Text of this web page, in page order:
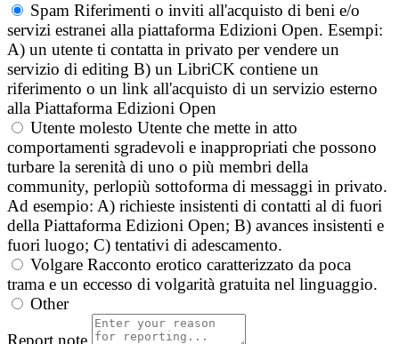
Spam Riferimenti o inviti all'acquisto di beni e/o
servizi estranei alla piattaforma Edizioni Open. Esempi:
A) un utente ti contatta in privato per vendere un
servizio di editing B) un LibriCK contiene un
riferimento o un link all'acquisto di un servizio esterno
alla Piattaforma Edizioni Open
Utente molesto Utente che mette in atto
comportamenti sgradevoli e inappropriati che possono
turbare la serenità di uno o più membri della
community, perlopiù sottoforma di messaggi in privato.
Ad esempio: A) richieste insistenti di contatti al di fuori
della Piattaforma Edizioni Open; B) avances insistenti e
fuori luogo; C) tentativi di adescamento.
Volgare Racconto erotico caratterizzato da poca
trama e un eccesso di volgarità gratuita nel linguaggio.
Other
Report note